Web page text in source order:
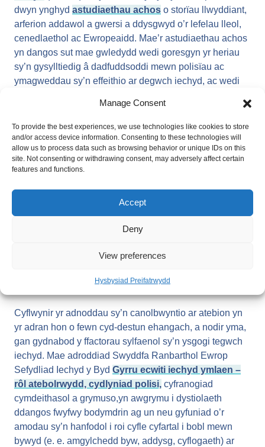
Manage Consent
To provide the best experiences, we use technologies like cookies to store
and/or access device information. Consenting to these technologies will
allow us to process data such as browsing behavior or unique IDs on this
site. Not consenting or withdrawing consent, may adversely affect certain
features and functions.
Accept
Deny
View preferences
Hysbysiad Preifatrwydd
dwyn ynghyd astudiaethau achos o storïau llwyddiant,
arferion addawol a gwersi a ddysgwyd o’r lefelau lleol,
cenedlaethol ac Ewropeaidd. Mae’r astudiaethau achos
yn dangos sut mae gwledydd wedi goresgyn yr heriau
sy’n gysylltiedig â dadfuddsoddi mewn polisïau ac
ymagweddau sy’n effeithio ar degwch iechyd, ac wedi
amcanion i gynyddu tegwch mewn iechyd.
Mae’r adran hon yn dwyn ynghyd wybodaeth am atebion
posib ac arfer da, ac yn cyfeirio’r rhai sy’n ceisio taclo
anghydraddoldebau iechyd i adroddiadau, canllawiau
rhoi ar waith. Mae gwahanol offer a thechnegau yn
briodol ar wahanol gamau datblygu. Er enghraifft, pan
fydd gwasanaeth newydd yn cael ei gynllunio, gallai fod
Asesiad o’r Effaith ar Iechyd
ond yn destun adolygiad, gall offer fel Dadansoddi
Cyflwynir yr adnoddau sy’n canolbwyntio ar atebion yn
yr adran hon o fewn cyd-destun ehangach, a nodir yma,
gan gydnabod y ffactorau sylfaenol sy’n ysgogi tegwch
iechyd. Mae adroddiad Swyddfa Ranbarthol Ewrop
Sefydliad Iechyd y Byd Gyrru ecwiti iechyd ymlaen –
rôl atebolrwydd, cydlyniad polisi, cyfranogiad
cymdeithasol a grymuso,yn awgrymu i dystiolaeth
ddangos fwyfwy bodymdrin ag un neu gyfuniad o’r
amodau sy’n hanfodol i roi cyfle cyfartal i bobl mewn
bywyd (e. e. amgylchedd byw, addysg, cyflogaeth) ar